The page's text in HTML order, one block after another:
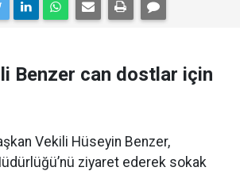
Benzer can dostlar için
Vekili Hüseyin Benzer,
ziyaret ederek sokak